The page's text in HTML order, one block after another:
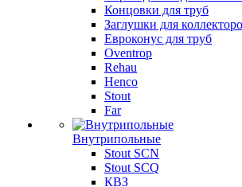
Концовки для труб
Заглушки для
Евроконус для труб
Oventrop
Rehau
Henco
Stout
Far
Внутрипольные
Stout SCN
Stout SCQ
КВЗ